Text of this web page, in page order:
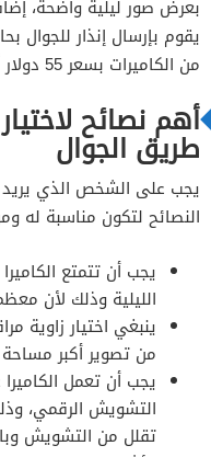
بعرض صور ليلية واضحة،
يقوم بإرسال إنذار للجوال
من الكاميرات بسعر 55 دولار أمريكي.
أهم نصائح
طريق الجوال
يجب على الشخص الذي يريد
النصائح لتكون مناسبة له
يجب أن تتمتع
الليلية وذلك لأن
ينبغي اختيار زاوية
من تصوير أكبر
يجب أن تعمل
تقلل من التشويش